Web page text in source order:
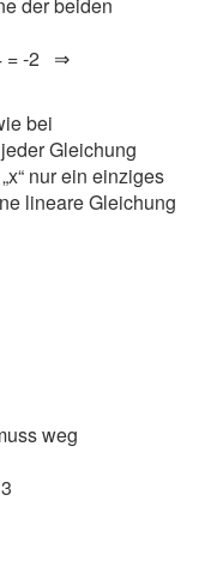
= -2 ⇒
bei
Gleichung
nur ein einziges
lineare Gleichung
weg